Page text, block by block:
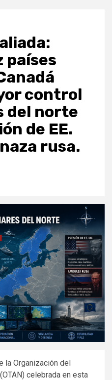
países
control
del norte
de EE.
rusa.
la Organización del
celebrada en esta